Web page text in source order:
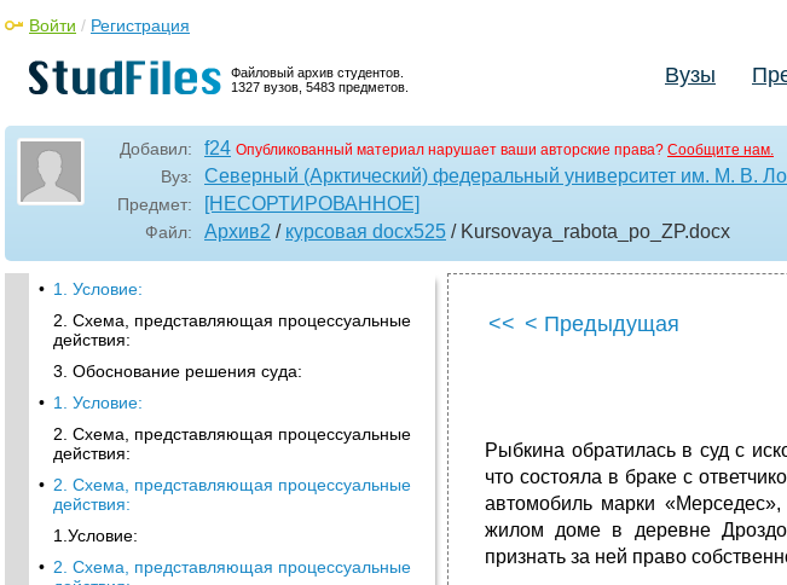
Файловый архив студентов.
1327 вузов, 5483 предметов.
Войти / Регистрация
Вузы
Добавил: f24 Опубликованный материал нарушает ваши авторские права? Сообщите нам.
Вуз: Северный (Арктический) федеральный университет им. М. В.
Предмет: [НЕСОРТИРОВАННОЕ]
Файл: Архив2 / курсовая docx525 / Kursovaya_rabota_po_ZP.docx
• 1. Условие:
2. Схема, представляющая процессуальные
действия:
3. Обоснование решения суда:
• 1. Условие:
2. Схема, представляющая процессуальные
действия:
• 2. Схема, представляющая процессуальные
действия:
1.Условие:
• 2. Схема, представляющая процессуальные
<< < Предыдущая
Рыбкина обратилась в суд с
что состояла в браке с
автомобиль марки
жилом доме в деревне
признать за ней право